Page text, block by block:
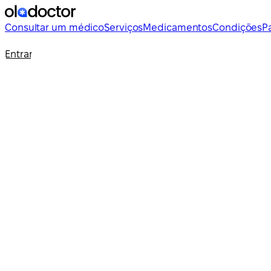
Consultar um médicoServiçosMedicamentosCondições
Entrar